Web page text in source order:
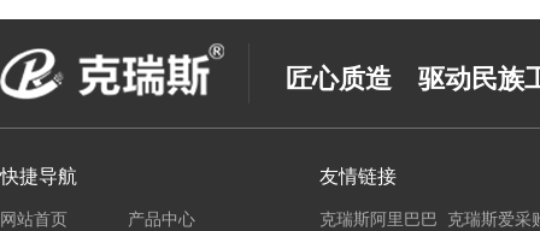
匠心质造 驱动民族
快捷导航
网站首页
产品中心
友情链接
克瑞斯阿里巴巴
克瑞斯爱采